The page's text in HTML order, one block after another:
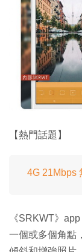
【熱門話題】
4G 21Mbps
《SRKWT》
一個或多個角點